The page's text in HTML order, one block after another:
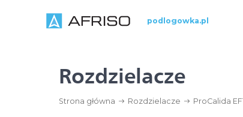
podlogowka.pl
Rozdzielacze
Strona główna Rozdzielacze ProCalida